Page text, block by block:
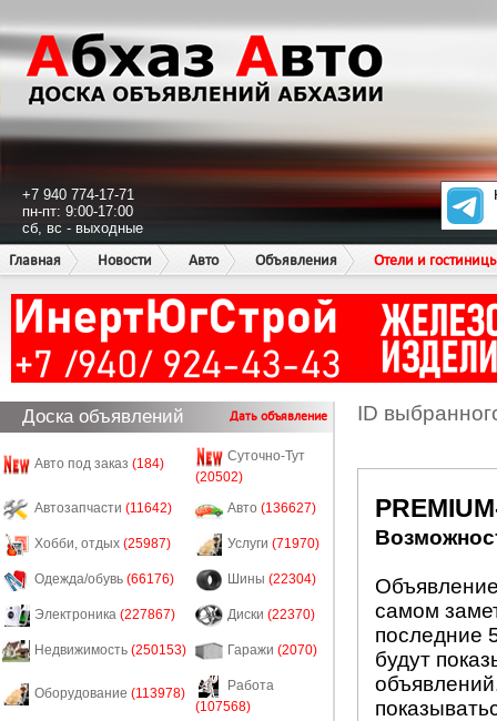
+7 940 774-17-71
пн-пт: 9:00-17:00
сб, вс - выходные
Главная
Новости Авто Объявления Отели и
Доска объявлений Дать объявление
Авто под заказ (184)
Суточно-Тут
(20502)
Автозапчасти (11642) Авто (136627)
Хобби, отдых (25987) Услуги (71970)
Одежда/обувь (66176) Шины (22304)
Электроника (227867) Диски (22370)
Недвижимость (250153) Гаражи (2070)
Оборудование (113978)
Работа
(107568)
ID
самом
последние
будут